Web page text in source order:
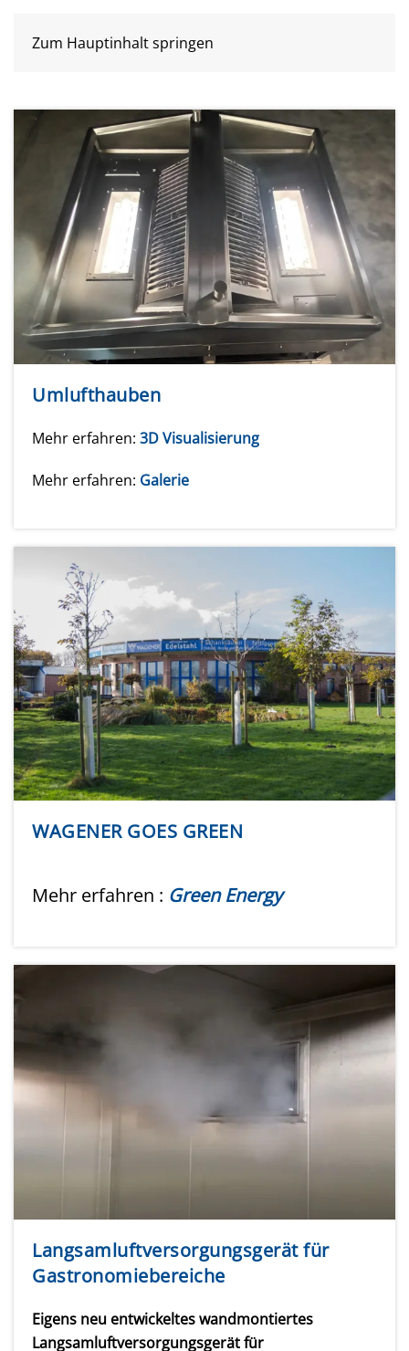
Zum Hauptinhalt springen
Umlufthauben
Mehr erfahren: 3D Visualisierung
Mehr erfahren: Galerie
WAGENER GOES GREEN
Mehr erfahren : Green Energy
Langsamluftversorgungsgerät für
Gastronomiebereiche
Eigens neu entwickeltes wandmontiertes
Langsamluftversorgungsgerät für